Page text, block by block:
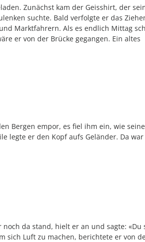
Zunächst kam der Geisshirt, der
suchte. Bald verfolgte er das
Marktfahrern. Als es endlich Mittag
er von der Brücke gegangen. Ein altes
Bergen empor, es fiel ihm ein, wie
legte er den Kopf aufs Geländer. Da war
da stand, hielt er an und sagte: «Du
sich Luft zu machen, berichtete er von